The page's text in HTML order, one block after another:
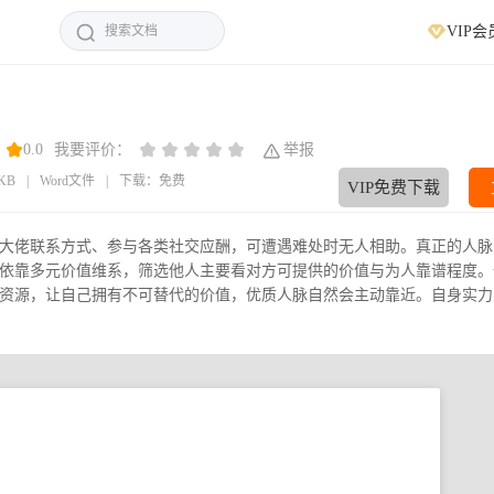
VIP会
0.0 我要评价： 举报
Word文件 下载：免费 VIP免费下载
联系方式、参与各类社交应酬，可遭遇难处时无人相助。真正的人
多元价值维系，筛选他人主要看对方可提供的价值与为人靠谱程度
，让自己拥有不可替代的价值，优质人脉自然会主动靠近。自身实